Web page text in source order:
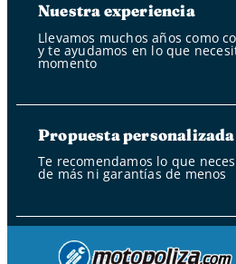
Nuestra experiencia
Llevamos muchos años como
y te ayudamos en lo que
momento
Propuesta personalizada
Te recomendamos lo que
de más ni garantías de menos